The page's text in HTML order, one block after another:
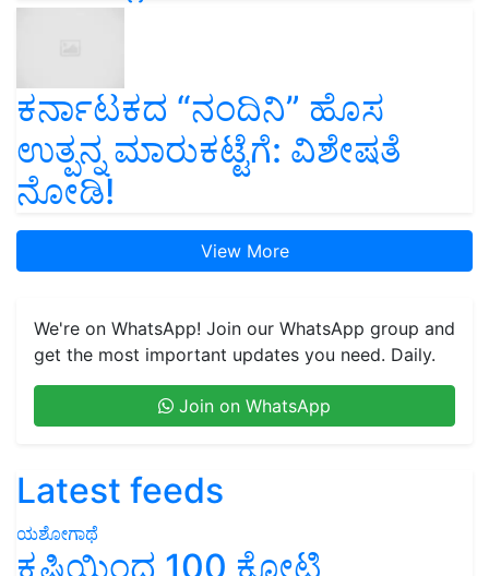
ಕರ್ನಾಟಕದ “ನಂದಿನಿ” ಹೊಸ
ಉತ್ಪನ್ನ ಮಾರುಕಟ್ಟೆಗೆ: ವಿಶೇಷತೆ
ನೋಡಿ!
View More
We're on WhatsApp! Join our WhatsApp group and
get the most important updates you need. Daily.
Join on WhatsApp
Latest feeds
ಯಶೋಗಾಥೆ
ಕೃಷಿಯಿಂದ 100 ಕೋಟಿ